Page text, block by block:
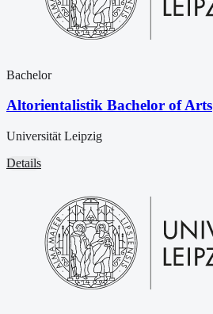
Bachelor
Altorientalistik Bachelor of Arts
Universität Leipzig
Details